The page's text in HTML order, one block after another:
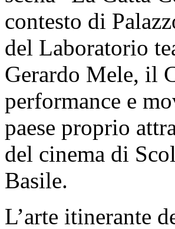
contesto di
del Laboratorio
Gerardo Mele, il
performance e
paese proprio
del cinema di
Basile.
L’arte itinerante